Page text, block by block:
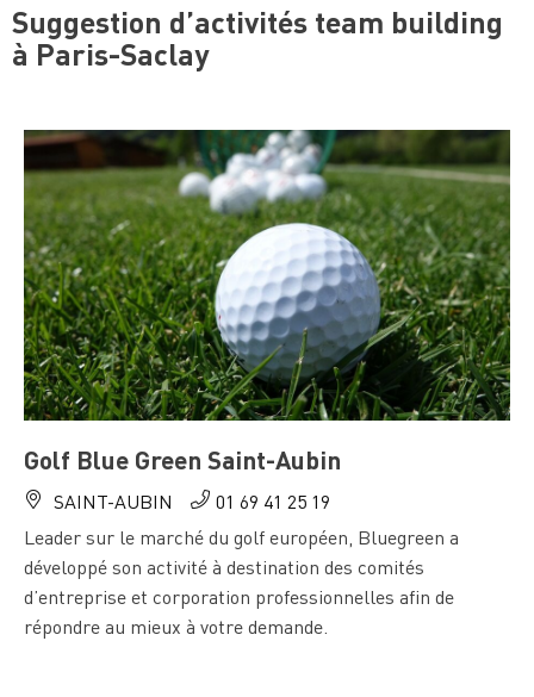
Suggestion d’activités team building
à Paris-Saclay
Golf Blue Green Saint-Aubin
SAINT-AUBIN
01 69 41 25 19
Leader sur le marché du golf européen, Bluegreen a
développé son activité à destination des comités
d’entreprise et corporation professionnelles afin de
répondre au mieux à votre demande.